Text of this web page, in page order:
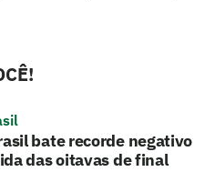
bate recorde negativo
das oitavas de final